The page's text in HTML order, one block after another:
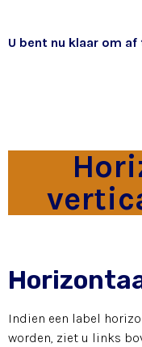
U bent nu klaar om
Indien een label
worden, ziet u links